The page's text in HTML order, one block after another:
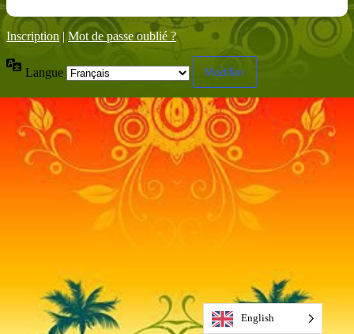
Inscription | Mot de passe oublié ?
Langue
English